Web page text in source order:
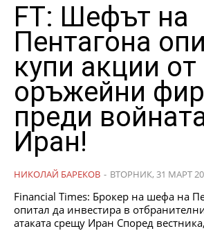
FT: Шефът на
Пентагона
купи акции от
оръжейни
преди
Иран!
НИКОЛАЙ БАРЕКОВ - ВТОРНИК, 31 МАРТ
Financial Times: Брокер на шефа на
опитал да инвестира в
атаката срещу Иран Според вестника, през февруари